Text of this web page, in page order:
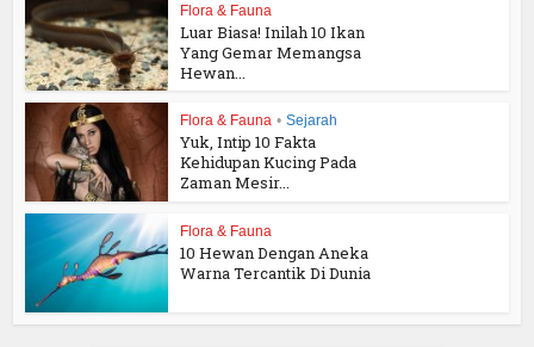
Flora & Fauna
Luar Biasa! Inilah 10 Ikan
Yang Gemar Memangsa
Hewan...
Flora & Fauna • Sejarah
Yuk, Intip 10 Fakta
Kehidupan Kucing Pada
Zaman Mesir...
Flora & Fauna
10 Hewan Dengan Aneka
Warna Tercantik Di Dunia